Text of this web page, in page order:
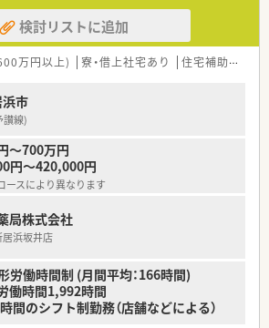
められる介護用品の販売、リース、グループの
した介護用住宅の建設、
薬品だけではなく、各方面から患者様をサポー
ています。
が少なめに設定されていることから
けることができる環境のため定着率が良く、平
同規模チェーンと比較しても高めです。
化日数10日（入社後3カ月経過後2日、半年経過
休暇においてもライフワークバランスのとりやす
行っています。
店制度に変更し、現場重視の「自由な発想で自
御座いますが、病院前・クリニック前が6：4の
です。
剤補助の研修所を兵庫県に設立。
た研修を受けた調剤事務さんが積極的にフォ
くださる環境作りを進めています。
検討リストに追加
万円以上) 寮・借上社宅あり 住宅補助(手当)あり
市
讃線)
～700万円
円～420,000円
スにより異なります
局株式会社
浜坂井店
労働時間制 (月間平均：166時間)
働時間1,992時間
間のシフト制勤務（店舗などによる）